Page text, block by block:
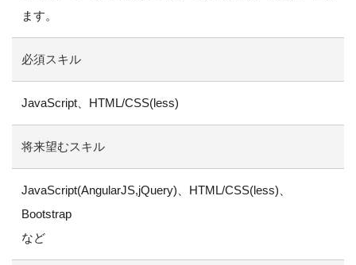
ます。
必須スキル
JavaScript、HTML/CSS(less)
将来望むスキル
JavaScript(AngularJS,jQuery)、HTML/CSS(less)、
Bootstrap
など